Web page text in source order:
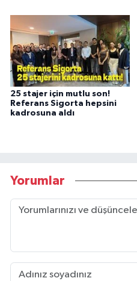
25 stajer için mutlu son!
Referans Sigorta hepsini
kadrosuna aldı
Yorumlar